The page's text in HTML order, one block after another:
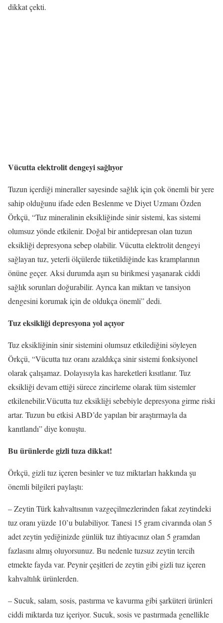
dikkat çekti.
Vücutta elektrolit dengeyi sağlıyor
Tuzun içerdiği mineraller sayesinde sağlık için çok önemli bir yere
sahip olduğunu ifade eden Beslenme ve Diyet Uzmanı Özden
Örkçü, “Tuz mineralinin eksikliğinde sinir sistemi, kas sistemi
olumsuz yönde etkilenir. Doğal bir antidepresan olan tuzun
eksikliği depresyona sebep olabilir. Vücutta elektrolit dengeyi
sağlayan tuz, yeterli ölçülerde tüketildiğinde kas kramplarının
önüne geçer. Aksi durumda aşırı su birikmesi yaşanarak ciddi
sağlık sorunları doğurabilir. Ayrıca kan miktarı ve tansiyon
dengesini korumak için de oldukça önemli” dedi.
Tuz eksikliği depresyona yol açıyor
Tuz eksikliğinin sinir sistemini olumsuz etkilediğini söyleyen
Örkçü, “Vücutta tuz oranı azaldıkça sinir sistemi fonksiyonel
olarak çalışamaz. Dolayısıyla kas hareketleri kısıtlanır. Tuz
eksikliği devam ettiği sürece zincirleme olarak tüm sistemler
etkilenebilir.Vücutta tuz eksikliği sebebiyle depresyona girme riski
artar. Tuzun bu etkisi ABD’de yapılan bir araştırmayla da
kanıtlandı” diye konuştu.
Bu ürünlerde gizli tuza dikkat!
Örkçü, gizli tuz içeren besinler ve tuz miktarları hakkında şu
önemli bilgileri paylaştı:
– Zeytin Türk kahvaltısının vazgeçilmezlerinden fakat zeytindeki
tuz oranı yüzde 10’u bulabiliyor. Tanesi 15 gram civarında olan 5
adet zeytin yediğinizde günlük tuz ihtiyacınız olan 5 gramdan
fazlasını almış oluyorsunuz. Bu nedenle tuzsuz zeytin tercih
etmekte fayda var. Peynir çeşitleri de zeytin gibi gizli tuz içeren
kahvaltılık ürünlerden.
– Sucuk, salam, sosis, pastırma ve kavurma gibi şarküteri ürünleri
ciddi miktarda tuz içeriyor. Sucuk, sosis ve pastırmada genellikle